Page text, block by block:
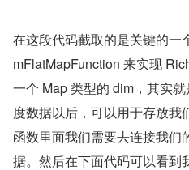
在这段代码截取的是关键的一
mFlatMapFunction 来实现
一个 Map 类型的 dim，其实
度数据以后，可以用于存放
函数里面我们需要去连接我们
据。然后在下面代码可以看到